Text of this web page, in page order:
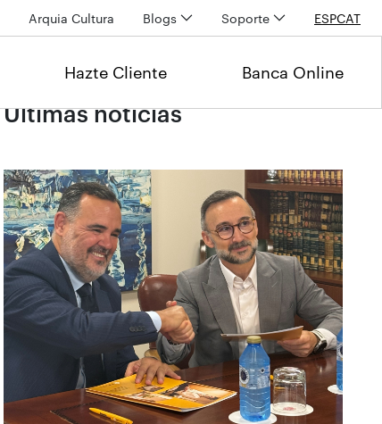
Arquia Cultura Blogs Soporte ESPCAT
Hazte Cliente Banca Online
Últimas noticias